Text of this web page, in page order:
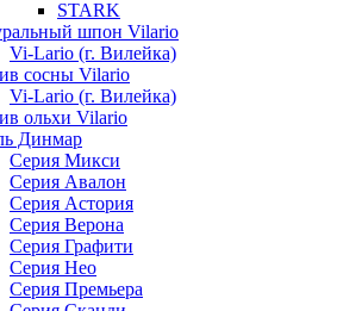
STARK
шпон Vilario
Vi-Lario (г. Вилейка)
сосны Vilario
Vi-Lario (г. Вилейка)
ольхи Vilario
Динмар
Серия Микси
Серия Авалон
Серия Астория
Серия Верона
Серия Графити
Серия Нео
Серия Премьера